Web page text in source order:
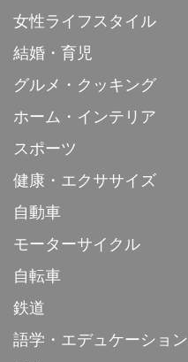
女性ライフスタイル
結婚・育児
グルメ・クッキング
ホーム・インテリア
スポーツ
健康・エクササイズ
自動車
モーターサイクル
自転車
鉄道
語学・エデュケーション